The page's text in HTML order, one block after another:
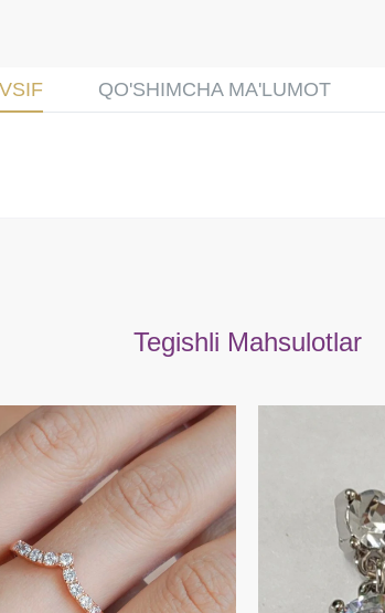
QO'SHIMCHA MA'LUMOT
Tegishli Mahsulotlar